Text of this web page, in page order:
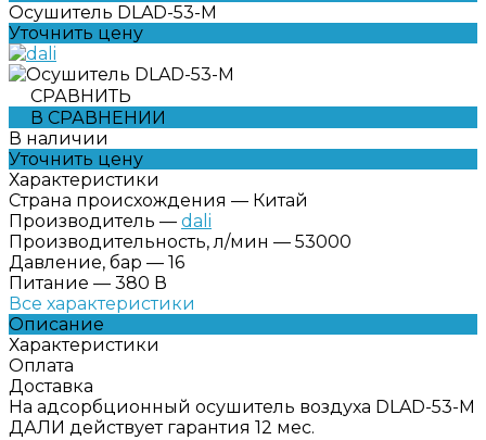
Осушитель DLAD-53-M
Уточнить цену
СРАВНИТЬ
В СРАВНЕНИИ
В наличии
Уточнить цену
Характеристики
Страна происхождения — Китай
Производитель — dali
Производительность, л/мин — 53000
Давление, бар — 16
Питание — 380 В
Все характеристики
Описание
Характеристики
Оплата
Доставка
На адсорбционный осушитель воздуха DLAD-53-M
ДАЛИ действует гарантия 12 мес.